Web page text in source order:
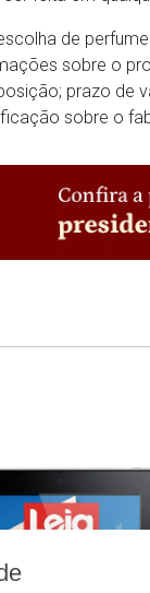
de
sobre o
prazo de
sobre o